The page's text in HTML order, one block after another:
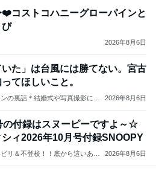
コストコハニーグローパインと
び
2026年8月6日
いた」は台風には勝てない。宮古
てほしいこと。
の裏話＊結婚式や写真撮影にま
2026年8月6日
の付録はスヌーピーですよ～☆
ィ2026年10月号付録SNOOPY
リ＆不登校！！底から這いあが
2026年8月6日